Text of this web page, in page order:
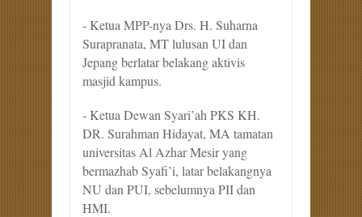
- Ketua MPP-nya Drs. H. Suharna
Surapranata, MT lulusan UI dan
Jepang berlatar belakang aktivis
masjid kampus.
- Ketua Dewan Syari’ah PKS KH.
DR. Surahman Hidayat, MA tamatan
universitas Al Azhar Mesir yang
bermazhab Syafi’i, latar belakangnya
NU dan PUI, sebelumnya PII dan
HMI.